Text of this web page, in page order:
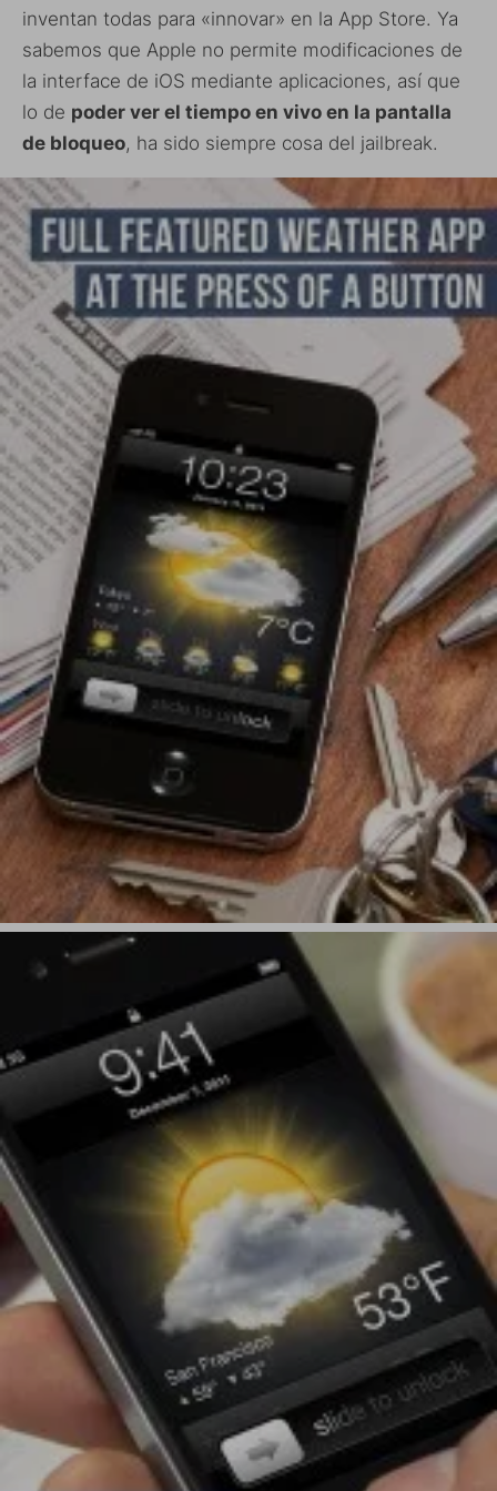
inventan todas para «innovar» en la App Store. Ya
sabemos que Apple no permite modificaciones de
la interface de iOS mediante aplicaciones, así que
lo de poder ver el tiempo en vivo en la pantalla
de bloqueo, ha sido siempre cosa del jailbreak.